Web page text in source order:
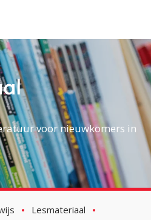
voor nieuwkomers in
Lesmateriaal